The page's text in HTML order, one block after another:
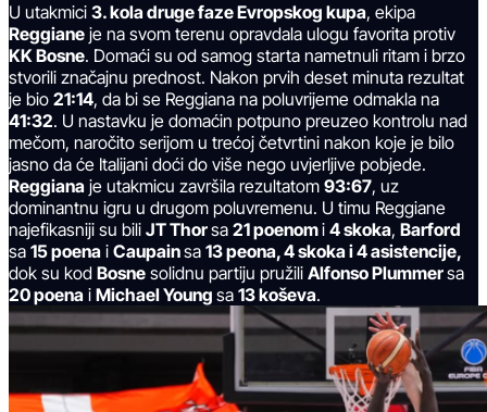
U utakmici 3. kola druge faze Evropskog kupa, ekipa
Reggiane je na svom terenu opravdala ulogu favorita protiv
KK Bosne. Domaći su od samog starta nametnuli ritam i brzo
stvorili značajnu prednost. Nakon prvih deset minuta rezultat
je bio 21:14, da bi se Reggiana na poluvrijeme odmakla na
41:32. U nastavku je domaćin potpuno preuzeo kontrolu nad
mečom, naročito serijom u trećoj četvrtini nakon koje je bilo
jasno da će Italijani doći do više nego uvjerljive pobjede.
Reggiana je utakmicu završila rezultatom 93:67, uz
dominantnu igru u drugom poluvremenu. U timu Reggiane
najefikasniji su bili JT Thorsa 21 poenomi 4 skoka, Barford
sa 15 poena i Caupainsa 13 peona, 4 skoka i 4 asistencije,
dok su kod Bosne solidnu partiju pružili Alfonso Plummersa
20 poena i Michael Young sa 13 koševa.